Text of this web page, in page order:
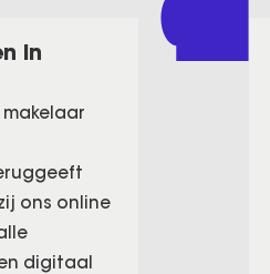
in
makelaar
ons online
digitaal